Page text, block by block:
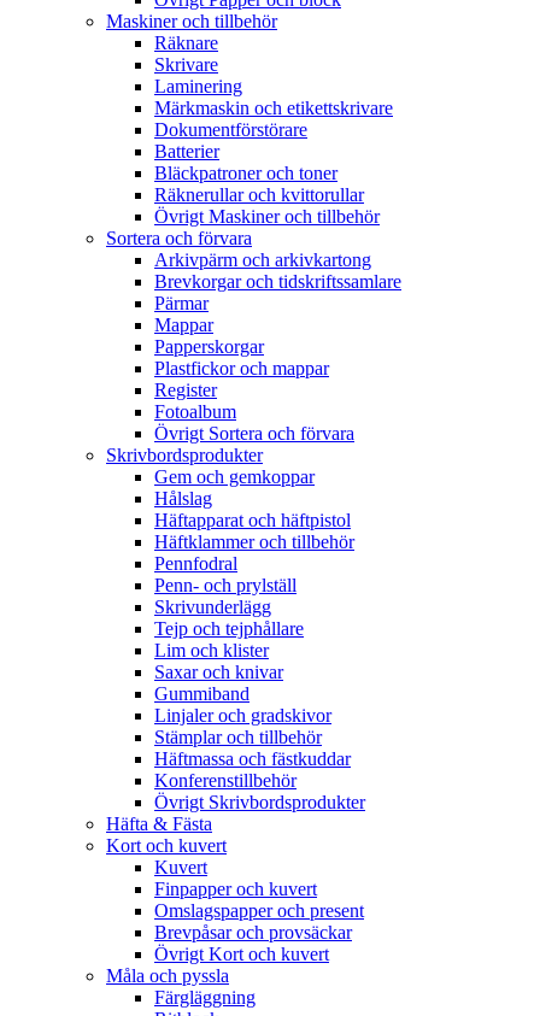
Maskiner och tillbehör
Räknare
Skrivare
Laminering
Märkmaskin och etikettskrivare
Dokumentförstörare
Batterier
Bläckpatroner och toner
Räknerullar och kvittorullar
Övrigt Maskiner och tillbehör
Sortera och förvara
Arkivpärm och arkivkartong
Brevkorgar och tidskriftssamlare
Pärmar
Mappar
Papperskorgar
Plastfickor och mappar
Register
Fotoalbum
Övrigt Sortera och förvara
Skrivbordsprodukter
Gem och gemkoppar
Hålslag
Häftapparat och häftpistol
Häftklammer och tillbehör
Pennfodral
Penn- och prylställ
Skrivunderlägg
Tejp och tejphållare
Lim och klister
Saxar och knivar
Gummiband
Linjaler och gradskivor
Stämplar och tillbehör
Häftmassa och fästkuddar
Konferenstillbehör
Övrigt Skrivbordsprodukter
Häfta & Fästa
Kort och kuvert
Kuvert
Finpapper och kuvert
Omslagspapper och present
Brevpåsar och provsäckar
Övrigt Kort och kuvert
Måla och pyssla
Färgläggning